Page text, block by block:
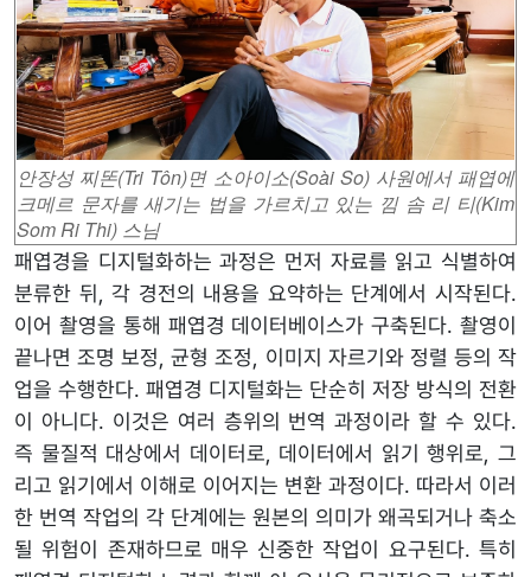
안장성 찌똔(Tri Tôn)면 소아이소(Soài So) 사원에서 패엽에
크메르 문자를 새기는 법을 가르치고 있는 낌 솜 리 티(Kim
Som Ri Thi) 스님
패엽경을 디지털화하는 과정은 먼저 자료를 읽고 식별하여
분류한 뒤, 각 경전의 내용을 요약하는 단계에서 시작된다.
이어 촬영을 통해 패엽경 데이터베이스가 구축된다. 촬영이
끝나면 조명 보정, 균형 조정, 이미지 자르기와 정렬 등의 작
업을 수행한다. 패엽경 디지털화는 단순히 저장 방식의 전환
이 아니다. 이것은 여러 층위의 번역 과정이라 할 수 있다.
즉 물질적 대상에서 데이터로, 데이터에서 읽기 행위로, 그
리고 읽기에서 이해로 이어지는 변환 과정이다. 따라서 이러
한 번역 작업의 각 단계에는 원본의 의미가 왜곡되거나 축소
될 위험이 존재하므로 매우 신중한 작업이 요구된다. 특히